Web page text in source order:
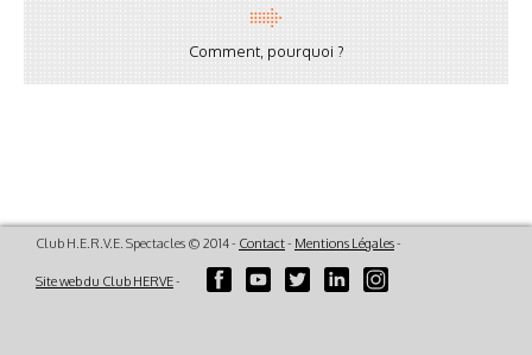
Comment, pourquoi ?
Club H.E.R.V.E. Spectacles © 2014 - Contact- Mentions Légales-
Site web du Club HERVE-